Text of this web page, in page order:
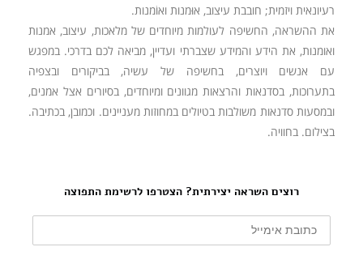
רוצים השראה יצירתית? הצטרפו לרשימת התפוצה
רעיונאית ויזמית; חובבת עיצוב, אוּמנות ואוֹמנות.
את ההשראה, החשיפה לעולמות מיוחדים של מלאכות, עיצוב, אמנות
ואומנות, את הידע והמידע שצברתי ועדיין, מביאה לכם בדרכי. במפגש
עם אנשים ויוצרים, בחשיפה של עשיה, בביקורים ובצפיה
בתערוכות, בסדנאות והרצאות מגוונים ומיוחדים, בסיורים אצל אמנים,
ובמסעות סדנאות משולבות בטיולים במחוזות מעניינים. וכמובן, בכתיבה.
בצילום. בחוויה.